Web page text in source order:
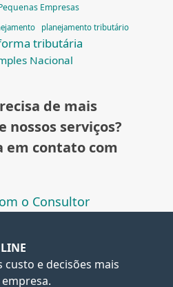
Empresas
planejamento tributário
tributária
Nacional
de mais
nossos serviços?
em contato com
o Consultor
e decisões mais